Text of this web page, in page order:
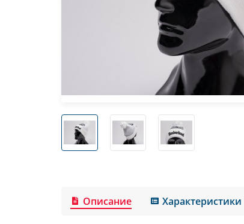
Описание Характеристики